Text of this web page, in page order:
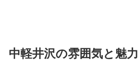
中軽井沢の雰囲気と魅力